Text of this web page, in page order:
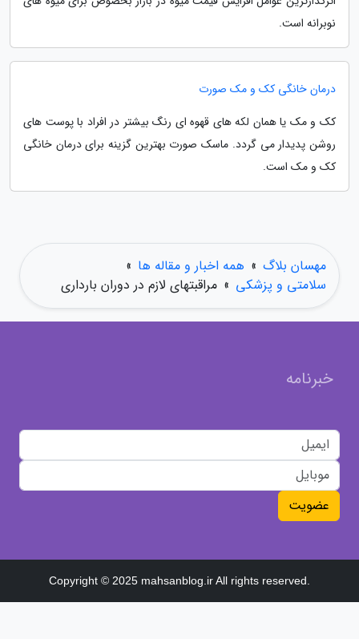
نوبرانه است.
درمان خانگی کک و مک صورت
کک و مک یا همان لکه های قهوه ای رنگ بیشتر در افراد با پوست های
روشن پدیدار می گردد. ماسک صورت بهترین گزینه برای درمان خانگی
کک و مک است.
مهسان بلاگ » همه اخبار و مقاله ها »
سلامتی و پزشکی » مراقبتهای لازم در دوران بارداری
خبرنامه
عضویت
Copyright © 2025 mahsanblog.ir All rights reserved.